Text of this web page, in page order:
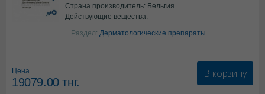
Страна производитель: Бельгия
Действующие вещества:
Изотретиноин
Раздел: Дерматологические препараты
Цена
19079.00тнг.
В корзину